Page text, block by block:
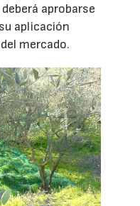
aprobarse
aplicación
mercado.